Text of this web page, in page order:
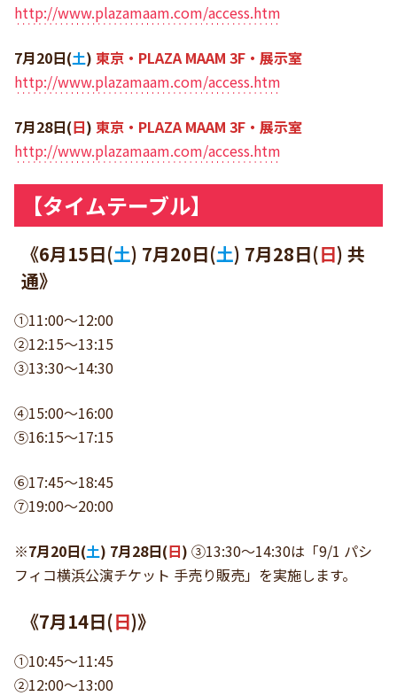
http://www.plazamaam.com/access.htm
7月20日(土) 東京・PLAZA MAAM 3F・展示室
http://www.plazamaam.com/access.htm
7月28日(日) 東京・PLAZA MAAM 3F・展示室
http://www.plazamaam.com/access.htm
【タイムテーブル】
《6月15日(土) 7月20日(土) 7月28日(日) 共
通》
①11:00〜12:00
②12:15〜13:15
③13:30〜14:30
④15:00〜16:00
⑤16:15〜17:15
⑥17:45〜18:45
⑦19:00〜20:00
※7月20日(土) 7月28日(日) ③13:30〜14:30は「9/1 パシ
フィコ横浜公演チケット 手売り販売」を実施します。
《7月14日(日)》
①10:45〜11:45
②12:00〜13:00